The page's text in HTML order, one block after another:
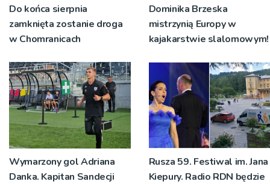
Do końca sierpnia
zamknięta zostanie droga
w Chomranicach
Dominika Brzeska
mistrzynią Europy w
kajakarstwie slalomowym!
Wymarzony gol Adriana
Danka. Kapitan Sandecji
Rusza 59. Festiwal im. Jana
Kiepury. Radio RDN będzie